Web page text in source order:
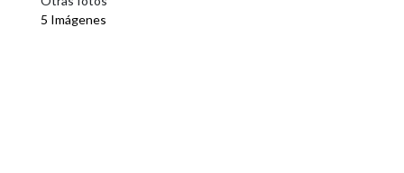
5 Imágenes